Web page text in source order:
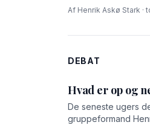
Af Henrik Askø Stark ·
DEBAT
Hvad er op og
De seneste ugers
gruppeformand